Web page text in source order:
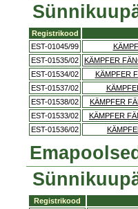
Registrikood
EST-01045/99
EST-01535/02
KÄMPFER
EST-01534/02
KÄMPFER
EST-01537/02
EST-01538/02
KÄMPFER
EST-01533/02
KÄMPFER
EST-01536/02
Registrikood